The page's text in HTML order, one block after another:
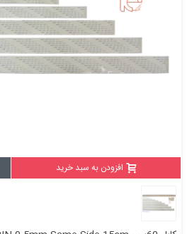
افزودن به سبد خرید